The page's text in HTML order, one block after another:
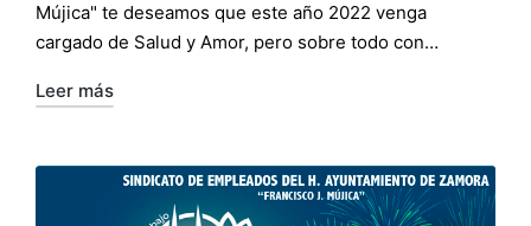
Mújica" te deseamos que este año 2022 venga
cargado de Salud y Amor, pero sobre todo con…
Leer más